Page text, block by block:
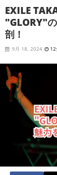
EXILE
"GLORY"
剖！
9月 18, 2024